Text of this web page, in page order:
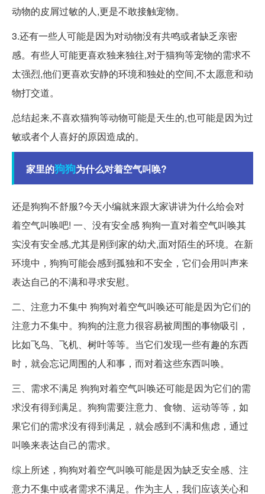
动物的皮屑过敏的人,更是不敢接触宠物。
3.还有一些人可能是因为对动物没有共鸣或者缺乏亲密
感。有些人可能更喜欢独来独往,对于猫狗等宠物的需求不
太强烈,他们更喜欢安静的环境和独处的空间,不太愿意和动
物打交道。
总结起来,不喜欢猫狗等动物可能是天生的,也可能是因为过
敏或者个人喜好的原因造成的。
家里的狗狗为什么对着空气叫唤?
还是狗狗不舒服?今天小编就来跟大家讲讲为什么给会对
着空气叫唤吧! 一、没有安全感 狗狗一直对着空气叫唤其
实没有安全感,尤其是刚到家的幼犬,面对陌生的环境。在新
环境中，狗狗可能会感到孤独和不安全，它们会用叫声来
表达自己的不满和寻求安慰。
二、注意力不集中 狗狗对着空气叫唤还可能是因为它们的
注意力不集中。狗狗的注意力很容易被周围的事物吸引，
比如飞鸟、飞机、树叶等等。当它们发现一些有趣的东西
时，就会忘记周围的人和事，而对着这些东西叫唤。
三、需求不满足 狗狗对着空气叫唤还可能是因为它们的需
求没有得到满足。狗狗需要注意力、食物、运动等等，如
果它们的需求没有得到满足，就会感到不满和焦虑，通过
叫唤来表达自己的需求。
综上所述，狗狗对着空气叫唤可能是因为缺乏安全感、注
意力不集中或者需求不满足。作为主人，我们应该关心和